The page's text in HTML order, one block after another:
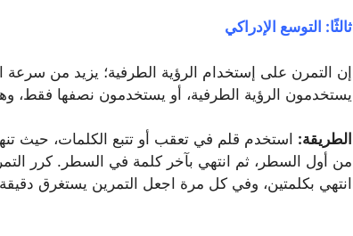
ثالثًا: التوسع الإدراكي
يستخدمون الرؤية الطرفية، أو يستخدمون نصفها فقط،
الطريقة: استخدم قلم في تعقب أو تتبع الكلمات، حيث
من أول السطر، ثم انتهي بآخر كلمة في السطر. كرر
انتهي بكلمتين، وفي كل مرة اجعل التمرين يستغرق